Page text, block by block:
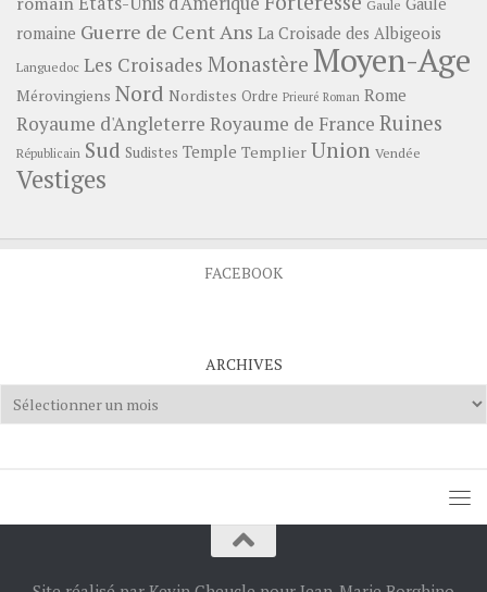
Gaule
romaine Guerre de Cent Ans La Croisade des Albigeois
Languedoc Les Croisades Monastère Moyen-Age
Mérovingiens Nord Nordistes Ordre Prieuré Roman Rome
Royaume d'Angleterre Royaume de France Ruines
Républicain Sud Sudistes Temple Templier Union Vendée
Vestiges
FACEBOOK
ARCHIVES
Archives